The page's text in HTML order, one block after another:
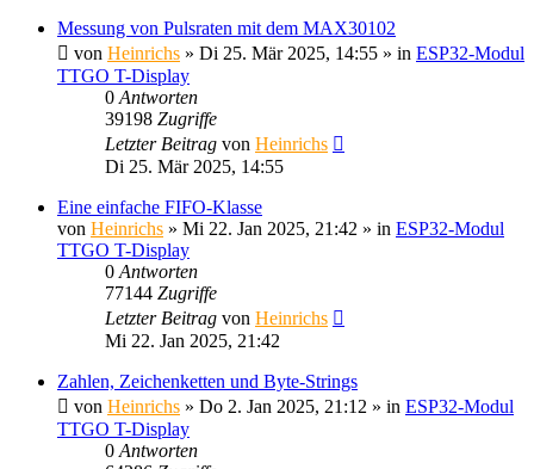
Messung von Pulsraten mit dem MAX30102
von Heinrichs » Di 25. Mär 2025, 14:55 » in ESP32-Modul
TTGO T-Display
0 Antworten
39198 Zugriffe
Letzter Beitrag von Heinrichs
Di 25. Mär 2025, 14:55
Eine einfache FIFO-Klasse
von Heinrichs » Mi 22. Jan 2025, 21:42 » in ESP32-Modul
TTGO T-Display
0 Antworten
77144 Zugriffe
Letzter Beitrag von Heinrichs
Mi 22. Jan 2025, 21:42
Zahlen, Zeichenketten und Byte-Strings
von Heinrichs » Do 2. Jan 2025, 21:12 » in ESP32-Modul
TTGO T-Display
0 Antworten